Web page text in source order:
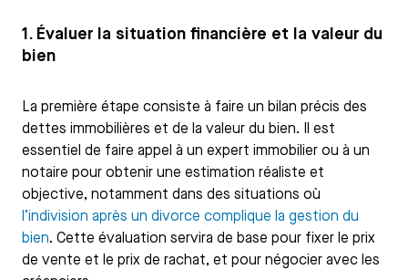
1. Évaluer la situation financière et la valeur du
bien
La première étape consiste à faire un bilan précis des
dettes immobilières et de la valeur du bien. Il est
essentiel de faire appel à un expert immobilier ou à un
notaire pour obtenir une estimation réaliste et
objective, notamment dans des situations où
l’indivision après un divorce complique la gestion du
bien. Cette évaluation servira de base pour fixer le prix
de vente et le prix de rachat, et pour négocier avec les